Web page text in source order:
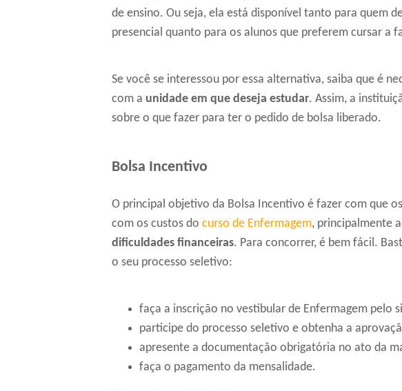
de ensino. Ou seja, ela está disponível tanto para quem
presencial quanto para os alunos que preferem cursar a
Se você se interessou por essa alternativa, saiba que é
com a unidade em que deseja estudar. Assim, a
sobre o que fazer para ter o pedido de bolsa liberado.
Bolsa Incentivo
O principal objetivo da Bolsa Incentivo é fazer com que
com os custos do curso de Enfermagem, principalmente
dificuldades financeiras. Para concorrer, é bem fácil.
o seu processo seletivo:
faça a inscrição no vestibular de Enfermagem pelo
participe do processo seletivo e obtenha a
apresente a documentação obrigatória no ato da
faça o pagamento da mensalidade.